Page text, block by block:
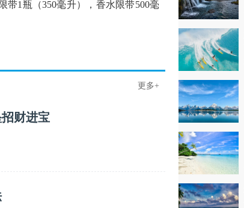
1瓶（350毫升），香水限带500毫
更多+
财进宝